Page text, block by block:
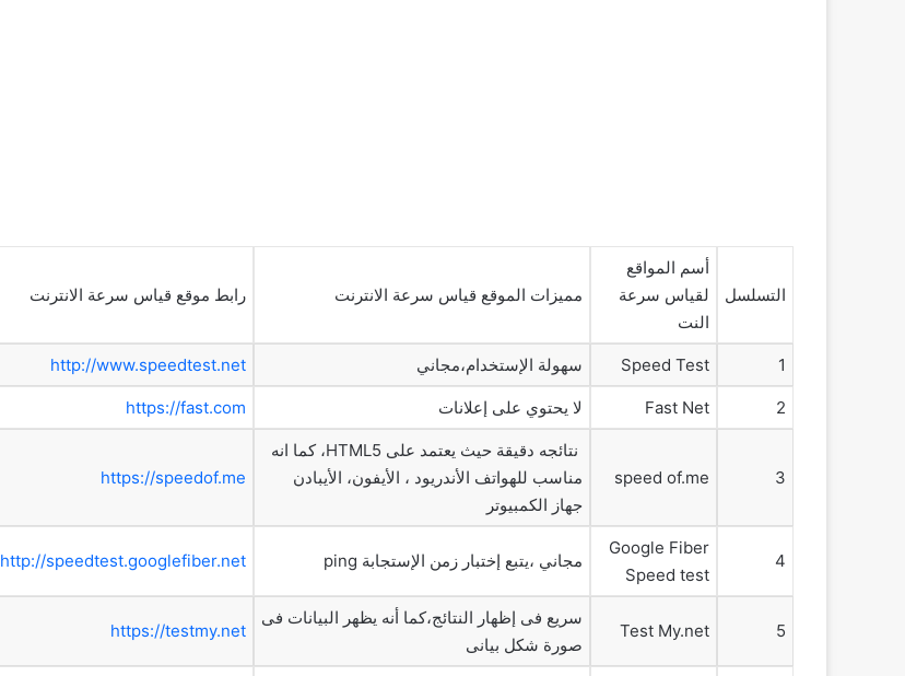
التسلسل
أسم المواقع
لقياس سرعة
النت
مميزات الموقع قياس سرعة الانترنت رابط موقع قياس سرعة الانترنت
1
Speed Test سهولة الإستخدام،مجاني http://www.speedtest.net
2
Fast Net لا يحتوي على إعلانات https://fast.com
3
speed of.me
نتائجه دقيقة حيث يعتمد على HTML5، كما انه
مناسب للهواتف الأندريود ، الأيفون، الأيبادن
جهاز الكمبيوتر
https://speedof.me
4
Google Fiber
Speed test
مجاني ،يتبع إختبار زمن الإستجابة ping http://speedtest.googlefiber.net
5
Test My.net
سريع فى إظهار النتائج،كما أنه يظهر البيانات فى
صورة شكل بيانى
https://testmy.net